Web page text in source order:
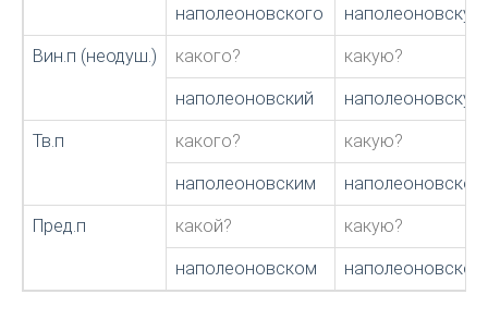
наполеоновского наполеоновскую
Вин.п (неодуш.) какого? какую?
наполеоновский наполеоновскую
Тв.п какого? какую?
наполеоновским
Пред.п какой? какую?
наполеоновском наполеоновской